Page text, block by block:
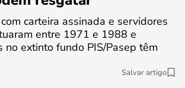
carteira assinada e servidores
entre 1971 e 1988 e
no extinto fundo PIS/Pasep têm
Salvar artigo